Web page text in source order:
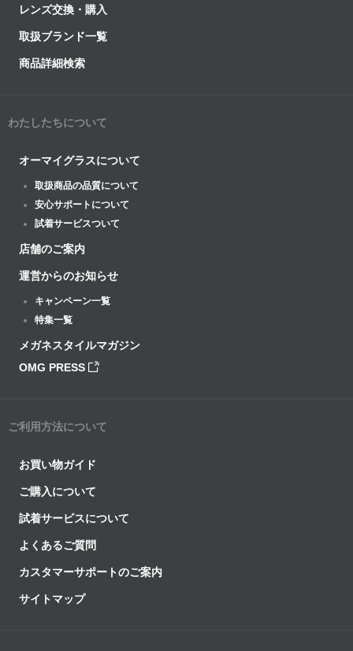
レンズ交換・購入
取扱ブランド一覧
商品詳細検索
わたしたちについて
オーマイグラスについて
取扱商品の品質について
安心サポートについて
試着サービスついて
店舗のご案内
運営からのお知らせ
キャンペーン一覧
特集一覧
メガネスタイルマガジン
OMG PRESS
ご利用方法について
お買い物ガイド
ご購入について
試着サービスについて
よくあるご質問
カスタマーサポートのご案内
サイトマップ